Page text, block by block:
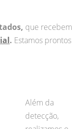
que recebem
. Estamos prontos
Além da
detecção,